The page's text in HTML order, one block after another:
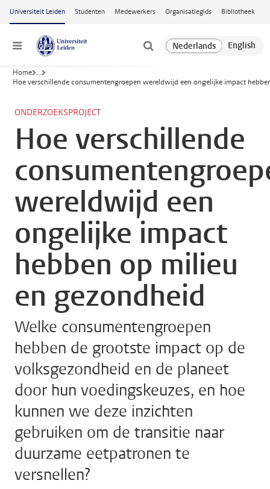
Ga naar hoofdinhoud
Universiteit Leiden Studenten Medewerkers Organisatiegids Bibliotheek
Menu
Home ...
Hoe verschillende consumentengroepen wereldwijd een ongelijke impact
ONDERZOEKSPROJECT
Hoe verschillende
wereldwijd een
ongelijke impact
hebben op milieu
en gezondheid
Welke consumentengroepen
hebben de grootste impact op de
volksgezondheid en de planeet
door hun voedingskeuzes, en hoe
kunnen we deze inzichten
gebruiken om de transitie naar
duurzame eetpatronen te
versnellen?